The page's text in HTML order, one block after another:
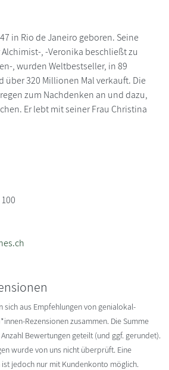
in Rio de Janeiro geboren. Seine
, -Veronika beschließt zu
, wurden Weltbestseller, in 89
über 320 Millionen Mal verkauft. Die
zum Nachdenken an und dazu,
Er lebt mit seiner Frau Christina
sich aus Empfehlungen von genialokal-
Rezensionen zusammen. Die Summe
Bewertungen geteilt (und ggf. gerundet).
wurde von uns nicht überprüft. Eine
jedoch nur mit Kundenkonto möglich.